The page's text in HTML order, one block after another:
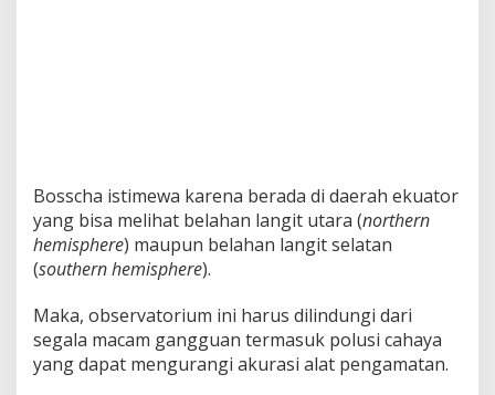
Bosscha istimewa karena berada di daerah ekuator
yang bisa melihat belahan langit utara (northern
hemisphere) maupun belahan langit selatan
(southern hemisphere).
Maka, observatorium ini harus dilindungi dari
segala macam gangguan termasuk polusi cahaya
yang dapat mengurangi akurasi alat pengamatan.